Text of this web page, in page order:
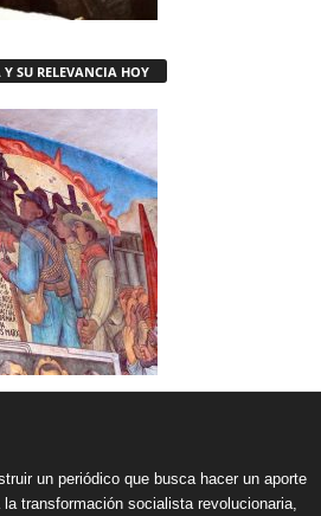
SU RELEVANCIA HOY
un periódico que busca hacer un aporte
transformación socialista revolucionaria,